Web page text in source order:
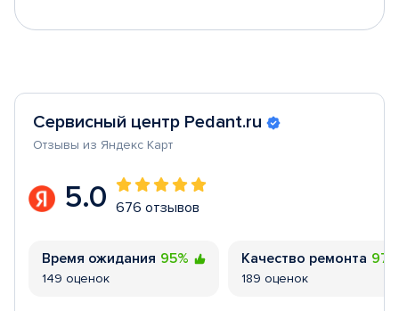
Сервисный центр Pedant.ru
Отзывы из Яндекс Карт
5.0 676 отзывов
Время ожидания 95%
149 оценок
Качество ремонта
189 оценок